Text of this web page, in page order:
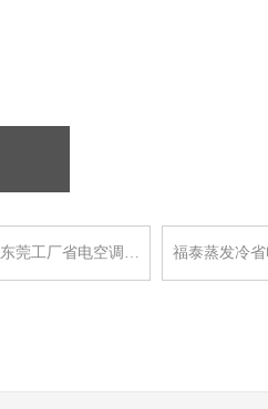
东莞工厂省电空调… 福泰蒸发冷